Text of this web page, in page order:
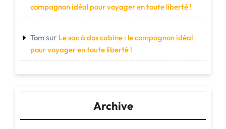
compagnon idéal pour voyager en toute liberté !
Tom sur Le sac à dos cabine : le compagnon idéal
pour voyager en toute liberté !
Archive